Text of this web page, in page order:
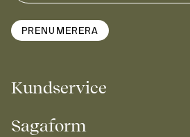
PRENUMERERA
Kundservice
Sagaform